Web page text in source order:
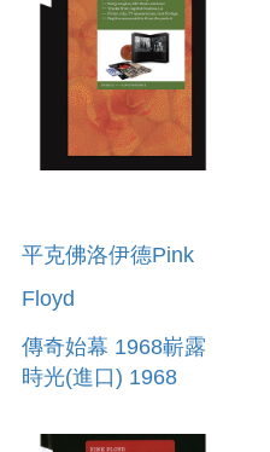
平克佛洛伊德Pink
Floyd
傳奇始幕 1968嶄露
時光(進口) 1968